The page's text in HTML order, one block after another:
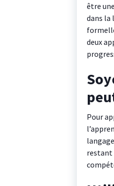
être
dans la
deux
Pour
restant